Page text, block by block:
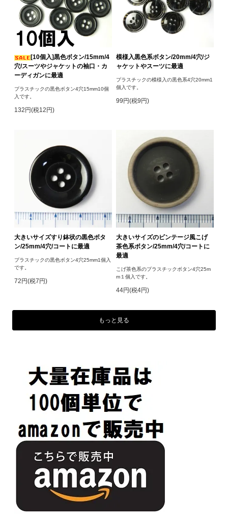
[10個入]黒色ボタン/15mm/4
穴/スーツやジャケットの袖口・カ
ーディガンに最適
プラスチックの黒色ボタン4穴15mm10個
入です。
132円(税12円)
模様入黒色系ボタン/20mm/4穴/ジ
ャケットやスーツに最適
プラスチックの模様入の黒色系4穴20mm1
個入です。
99円(税9円)
大きいサイズすり鉢状の黒色ボタ
ン/25mm/4穴/コートに最適
プラスチックの黒色ボタン4穴25mm1個入
です。
72円(税7円)
大きいサイズのビンテージ風こげ
茶色系ボタン/25mm/4穴/コートに
最適
こげ茶色系のプラスチックボタン4穴25m
m１個入です。
44円(税4円)
もっと見る